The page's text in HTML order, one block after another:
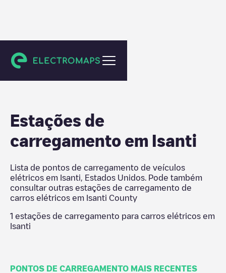
Isanti County
Estações de
carregamento em Isanti
Lista de pontos de carregamento de veículos
elétricos em Isanti Estados Unidos . Pode também
consultar outras estações de carregamento de
carros elétricos em Isanti County
1 estações de carregamento para carros elétricos em
Isanti
PONTOS DE CARREGAMENTO MAIS RECENTES